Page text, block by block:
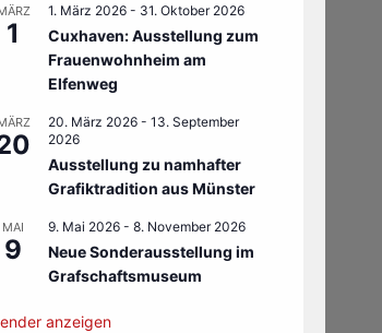
1
1. März 2026 - 31. Oktober 2026
Cuxhaven: Ausstellung zum
Frauenwohnheim am
Elfenweg
20. März 2026 - 13. September
2026
Ausstellung zu namhafter
Grafiktradition aus Münster
MAI
9
9. Mai 2026 - 8. November 2026
Neue Sonderausstellung im
Grafschaftsmuseum
anzeigen